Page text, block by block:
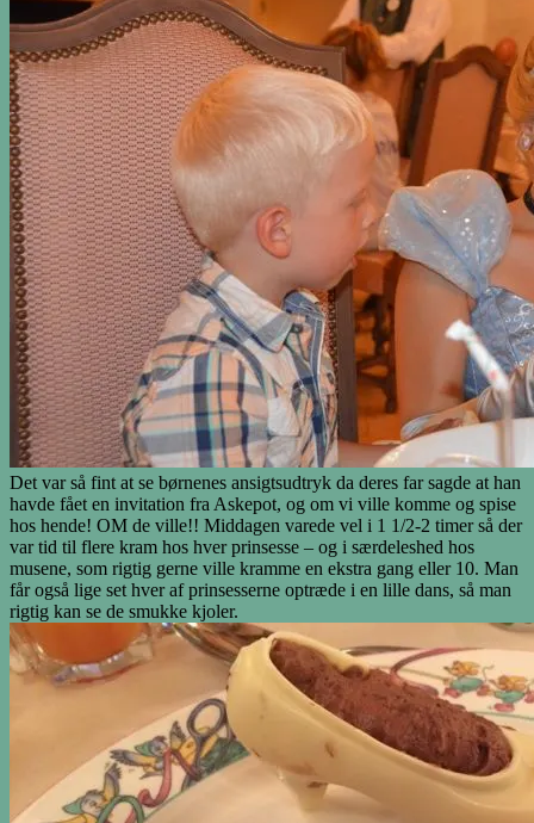
Det var så fint at se børnenes ansigtsudtryk da deres far sagde at han
havde fået en invitation fra Askepot, og om vi ville komme og spise
hos hende! OM de ville!! Middagen varede vel i 1 1/2-2 timer så der
var tid til flere kram hos hver prinsesse – og i særdeleshed hos
musene, som rigtig gerne ville kramme en ekstra gang eller 10. Man
får også lige set hver af prinsesserne optræde i en lille dans, så man
rigtig kan se de smukke kjoler.